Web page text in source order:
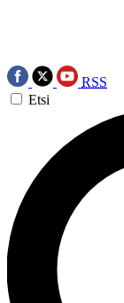
RSS
Etsi